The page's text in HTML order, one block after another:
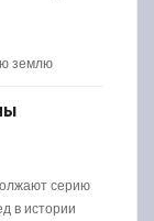
землю
серию
в истории